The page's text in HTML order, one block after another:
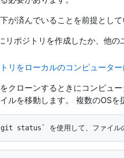
が済んでいることを前提として
リポジトリを作成したか、他
リをローカルのコンピュータ
クローンするときにコンピュ
ルを移動します。 複数のOSを